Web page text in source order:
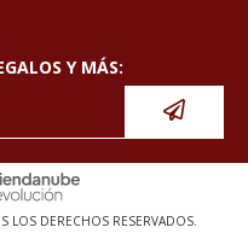
Y MÁS:
LOS DERECHOS RESERVADOS.